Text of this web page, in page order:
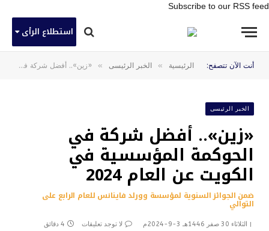
Subscribe to our RSS feed
استطلاع الرأى
أنت الآن تتصفح: الرئيسية » الخبر الرئيسى » «زين».. أفضل شركة في الحوكمة المؤسسية في الكويت عن العام 2024
الخبر الرئيسى
«زين».. أفضل شركة في
الحوكمة المؤسسية في
الكويت عن العام 2024
ضمن الجوائز السنوية لمؤسسة وورلد فاينانس للعام الرابع على
التوالي
الثلاثاء 30 صفر 1446هـ 3-9-2024م لا توجد تعليقات 4 دقائق